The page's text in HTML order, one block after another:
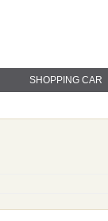
SHOPPING CAR